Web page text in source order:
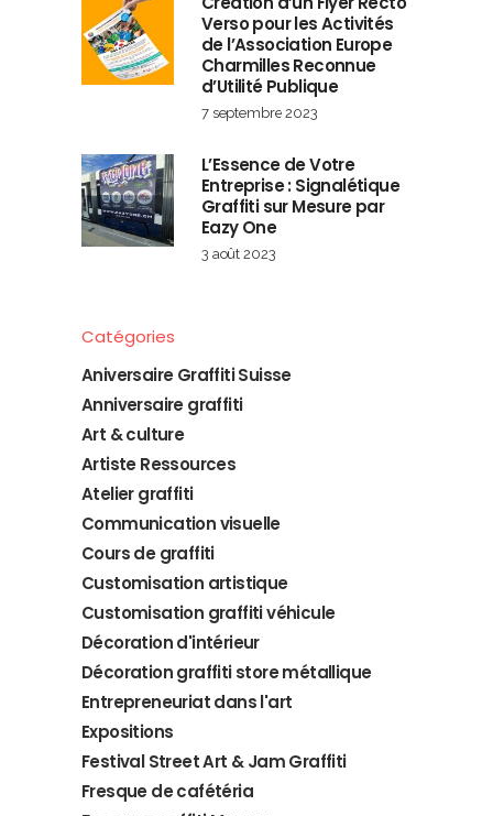
Verso pour les Activités
de l’Association Europe
Charmilles Reconnue
d’Utilité Publique
7 septembre 2023
L’Essence de Votre
Entreprise : Signalétique
Graffiti sur Mesure par
Eazy One
3 août 2023
Catégories
Aniversaire Graffiti Suisse
Anniversaire graffiti
Art & culture
Artiste Ressources
Atelier graffiti
Communication visuelle
Cours de graffiti
Customisation artistique
Customisation graffiti véhicule
Décoration d'intérieur
Décoration graffiti store métallique
Entrepreneuriat dans l'art
Expositions
Festival Street Art & Jam Graffiti
Fresque de cafétéria